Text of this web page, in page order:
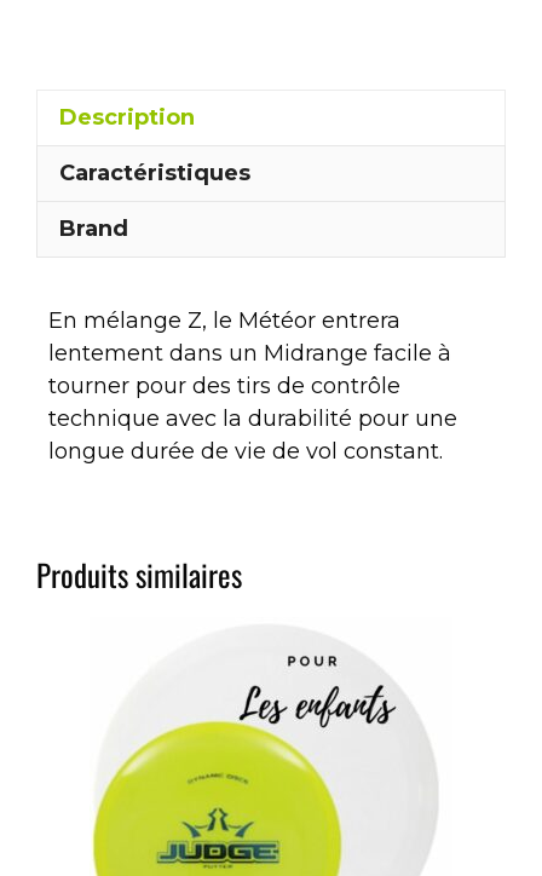
Description
Caractéristiques
Brand
En mélange Z, le Météor entrera
lentement dans un Midrange facile à
tourner pour des tirs de contrôle
technique avec la durabilité pour une
longue durée de vie de vol constant.
Produits similaires